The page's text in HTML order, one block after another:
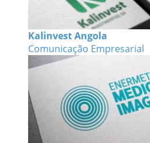
Kalinvest Angola
Comunicação Empresarial